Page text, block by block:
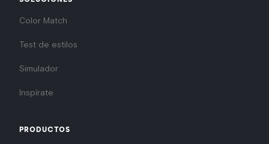
Color Match
Test de estilos
Simulador
Inspírate
PRODUCTOS